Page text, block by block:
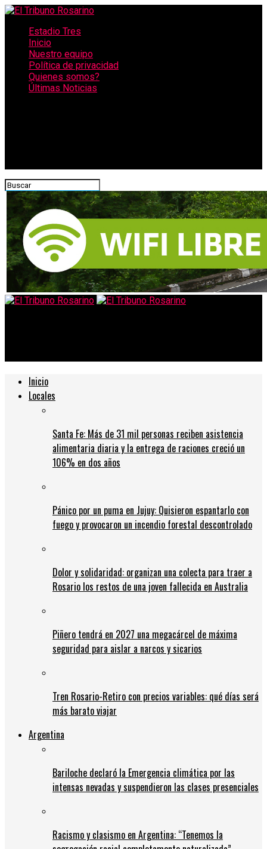
Estadio Tres
Inicio
Nuestro equipo
Política de privacidad
Quienes somos?
Últimas Noticias
Inicio
Locales
Santa Fe: Más de 31 mil personas reciben asistencia
alimentaria diaria y la entrega de raciones creció un
106% en dos años
Pánico por un puma en Jujuy: Quisieron espantarlo con
fuego y provocaron un incendio forestal descontrolado
Dolor y solidaridad: organizan una colecta para traer a
Rosario los restos de una joven fallecida en Australia
Piñero tendrá en 2027 una megacárcel de máxima
seguridad para aislar a narcos y sicarios
Tren Rosario-Retiro con precios variables: qué días será
más barato viajar
Argentina
Bariloche declaró la Emergencia climática por las
intensas nevadas y suspendieron las clases presenciales
Racismo y clasismo en Argentina: “Tenemos la